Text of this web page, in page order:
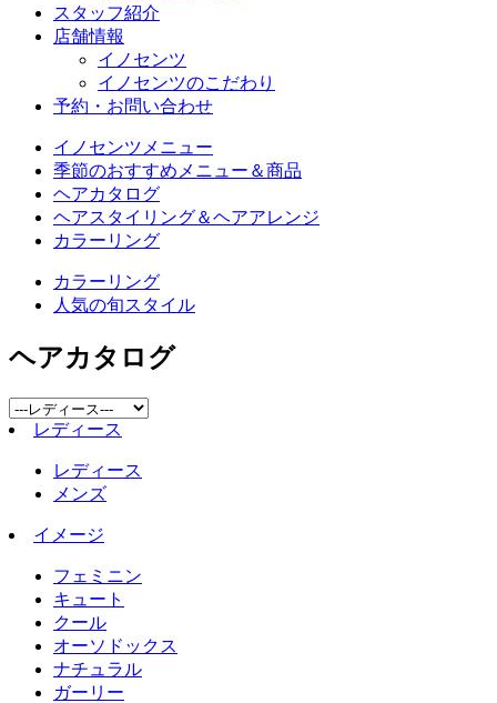
スタッフ紹介
店舗情報
イノセンツ
イノセンツのこだわり
予約・お問い合わせ
イノセンツメニュー
季節のおすすめメニュー＆商品
ヘアカタログ
ヘアスタイリング＆ヘアアレンジ
カラーリング
カラーリング
人気の旬スタイル
ヘアカタログ
レディース
レディース
メンズ
イメージ
フェミニン
キュート
クール
オーソドックス
ナチュラル
ガーリー